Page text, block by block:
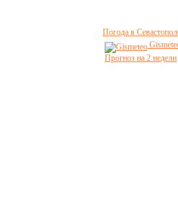
Погода в
Прогноз на 2 недели